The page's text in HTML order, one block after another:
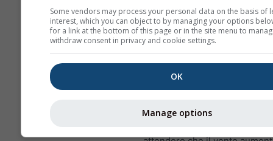
Vento
Il vento rappresenta la
propulsione per una barca a
quindi la prima variabile
Venti troppo deboli (o assenti)
motore, portando a una
Some vendors may process your personal data on the basis of
interest, which you can object to by managing your options
for a link at the bottom of this page or in the site menu to
withdraw consent in privacy and cookie settings.
OK
Manage options